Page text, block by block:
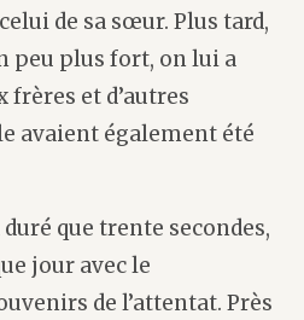
de sa sœur. Plus tard,
peu plus fort, on lui a
frères et d’autres
avaient également été
duré que trente secondes,
jour avec le
de l’attentat. Près